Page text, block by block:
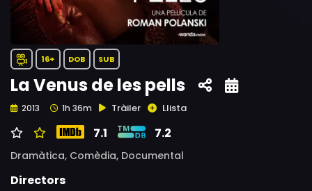
16+ DOB SUB
La Venus de les pells
2013 1h 36m Tràiler Llista
7.1 7.2
Dramàtica, Comèdia, Documental
Directors